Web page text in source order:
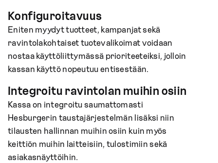
Konfiguroitavuus
Eniten myydyt tuotteet, kampanjat sekä
ravintolakohtaiset tuotevalikoimat voidaan
nostaa käyttöliittymässä prioriteeteiksi, jolloin
kassan käyttö nopeutuu entisestään.
Integroitu ravintolan muihin osiin
Kassa on integroitu saumattomasti
Hesburgerin taustajärjestelmän lisäksi niin
tilausten hallinnan muihin osiin kuin myös
keittiön muihin laitteisiin, tulostimiin sekä
asiakasnäyttöihin.